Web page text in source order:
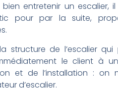
bien entretenir un escalier,
pour par la suite,
structure de l’escalier
le client à
et de l’installation : on
d’escalier.